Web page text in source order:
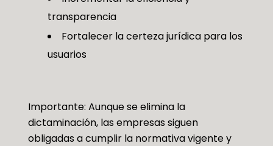
transparencia
Fortalecer la certeza jurídica para los
usuarios
Importante: Aunque se elimina la
dictaminación, las empresas siguen
obligadas a cumplir la normativa vigente y